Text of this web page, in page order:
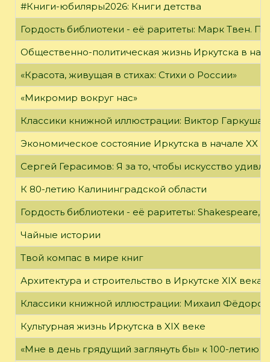
#Книги-юбиляры2026: Книги детства
Гордость библиотеки - её раритеты: Марк Твен.
Общественно-политическая жизнь Иркутска в
«Красота, живущая в стихах: Стихи о России»
«Микромир вокруг нас»
Классики книжной иллюстрации: Виктор Гаркуша
Экономическое состояние Иркутска в начале XX
Сергей Герасимов: Я за то, чтобы искусство
К 80-летию Калининградской области
Гордость библиотеки - её раритеты: Shakespeare,
Чайные истории
Твой компас в мире книг
Архитектура и строительство в Иркутске XIX века
Классики книжной иллюстрации: Михаил Фёдоров
Культурная жизнь Иркутска в XIX веке
«Мне в день грядущий заглянуть бы» к 100-летию